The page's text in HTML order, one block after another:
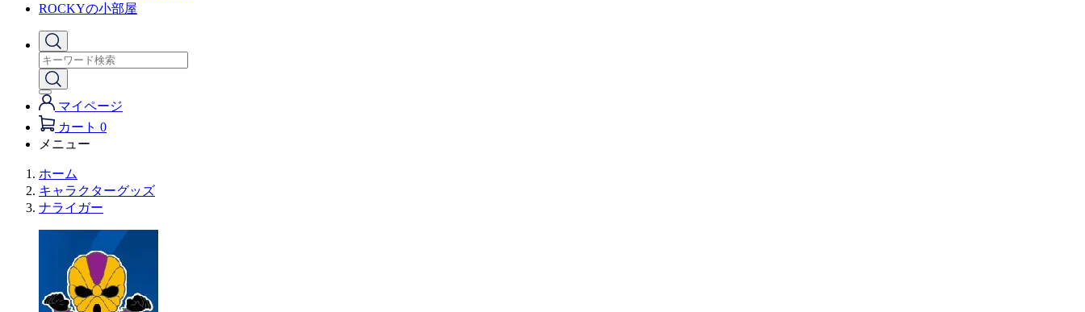
ROCKYの小部屋
マイページ
カート 0
メニュー
ホーム
キャラクターグッズ
ナライガー